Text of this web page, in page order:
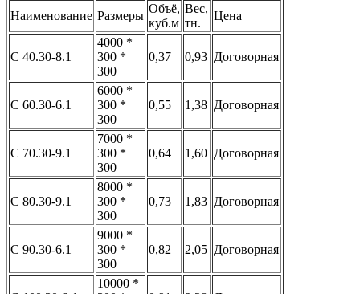
Наименование Размеры
Объё,
куб.м
Вес,
тн.
Цена
С 40.30-8.1
4000 *
300 *
300
0,37 0,93 Договорная
С 60.30-6.1
6000 *
300 *
300
0,55 1,38 Договорная
С 70.30-9.1
7000 *
300 *
300
0,64 1,60 Договорная
С 80.30-9.1
8000 *
300 *
300
0,73 1,83 Договорная
С 90.30-6.1
9000 *
300 *
300
0,82 2,05 Договорная
10000 *